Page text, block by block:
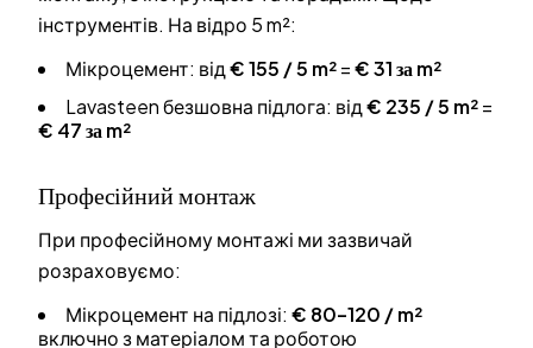
інструментів. На відро 5 m²:
Мікроцемент: від€ 155 / 5 m²=€ 31 за m²
Lavasteen безшовна підлога: від€ 235 / 5 m²=
€ 47 за m²
Професійний монтаж
При професійному монтажі ми зазвичай
розраховуємо:
Мікроцемент на підлозі: € 80–120 / m²
включно з матеріалом та роботою